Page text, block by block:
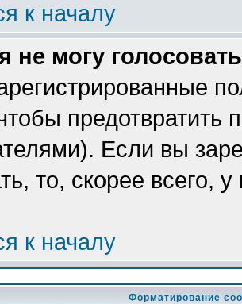
к началу
не могу
предотвратить
Если вы
то, скорее всего,
к началу
Форматирование